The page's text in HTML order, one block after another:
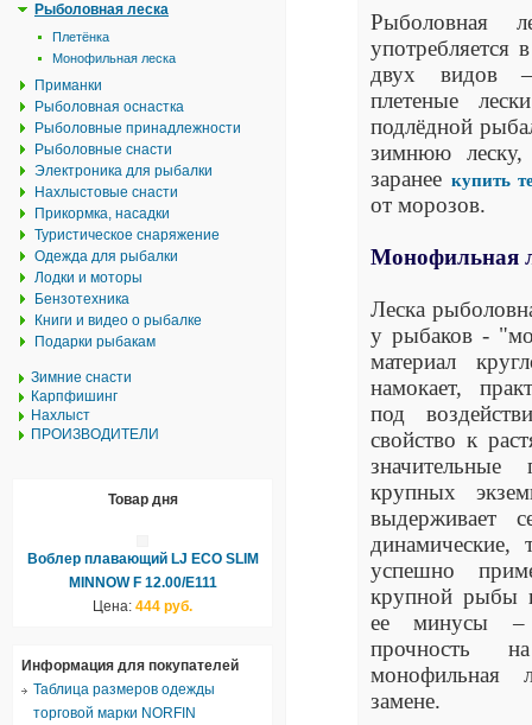
Рыболовная леска
Плетёнка
Монофильная леска
Приманки
Рыболовная оснастка
Рыболовные принадлежности
Рыболовные снасти
Электроника для рыбалки
Нахлыстовые снасти
Прикормка, насадки
Туристическое снаряжение
Одежда для рыбалки
Лодки и моторы
Бензотехника
Книги и видео о рыбалке
Подарки рыбакам
Зимние снасти
Карпфишинг
Нахлыст
ПРОИЗВОДИТЕЛИ
Товар дня
Воблер плавающий LJ ECO SLIM
MINNOW F 12.00/E111
Цена: 444 руб.
Информация для покупателей
Таблица размеров одежды
торговой марки NORFIN
Рыболовная
употребляется
двух видов
плетеные
подлёдной
зимнюю леску,
заранее купить
от морозов.
Монофильная
Леска
у рыбаков -
материал
намокает,
под
свойство к
крупных
выдерживает
динамические,
успешно
крупной рыбы
ее минусы –
прочность
монофильная
замене.